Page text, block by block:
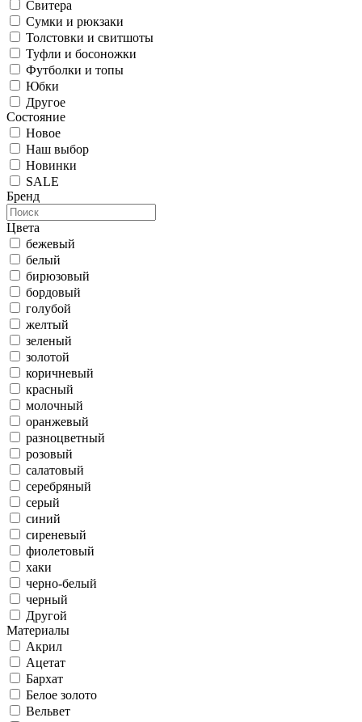
Свитера
Сумки и рюкзаки
Толстовки и свитшоты
Туфли и босоножки
Футболки и топы
Юбки
Другое
Состояние
Новое
Наш выбор
Новинки
SALE
Бренд
Цвета
бежевый
белый
бирюзовый
бордовый
голубой
желтый
зеленый
золотой
коричневый
красный
молочный
оранжевый
разноцветный
розовый
салатовый
серебряный
серый
синий
сиреневый
фиолетовый
хаки
черно-белый
черный
Другой
Материалы
Акрил
Ацетат
Бархат
Белое золото
Вельвет